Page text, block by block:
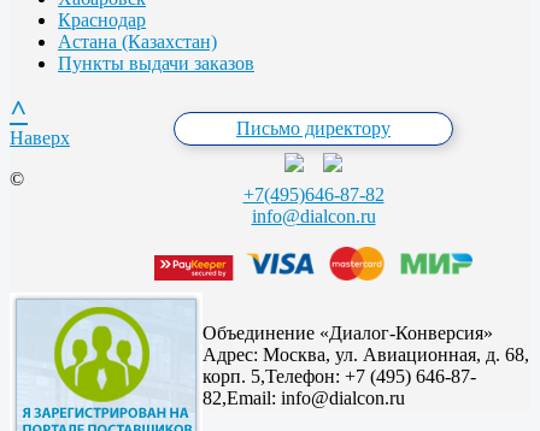
Краснодар
Астана (Казахстан)
Пункты выдачи заказов
Письмо директору
+7(495)646-87-82
info@dialcon.ru
^
Наверх
©
Объединение «Диалог-Конверсия»
Адрес: Москва, ул. Авиационная, д. 68,
корп. 5,Телефон: +7 (495) 646-87-
82,Email: info@dialcon.ru